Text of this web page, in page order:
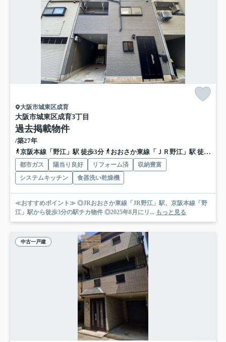
大阪市城東区成育
大阪市城東区成育3丁目
過去掲載物件
/築27年
京阪本線「野江」駅 徒歩3分
おおさか東線「ＪＲ野江」駅 徒歩3分
都市ガス 陽当り良好 リフォーム済
収納豊富
システムキッチン
食器洗い乾燥機
≪おすすめポイント≫ ◎JRおおさか東線「JR野江」駅、京阪本線「野
江」駅から徒歩3分の駅チカ物件 ◎2025年8月にリ... もっと見る
中古一戸建